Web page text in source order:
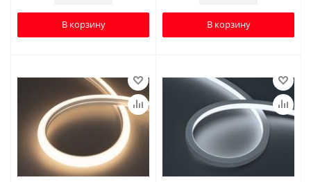
В корзину В корзину